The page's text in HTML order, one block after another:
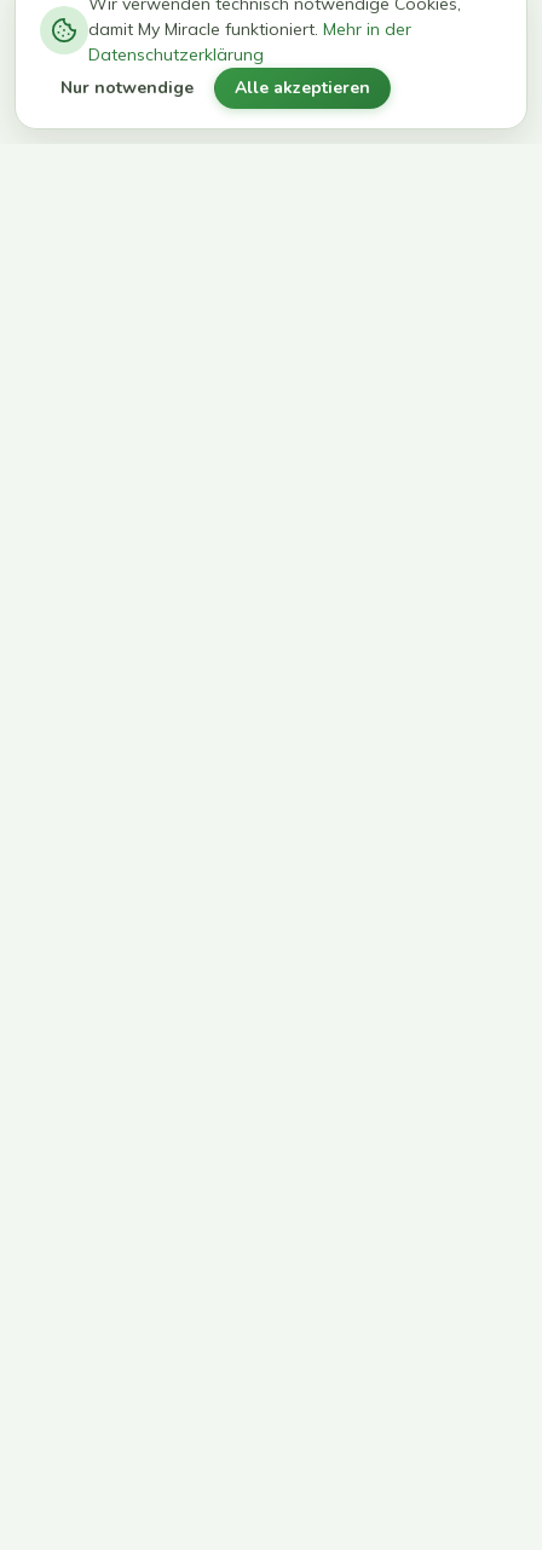
kg in 12
Wochen
erreichen
ihr Ziel
damit My Miracle funktioniert. Mehr in der
Datenschutzerklärung
Nur notwendige Alle akzeptieren